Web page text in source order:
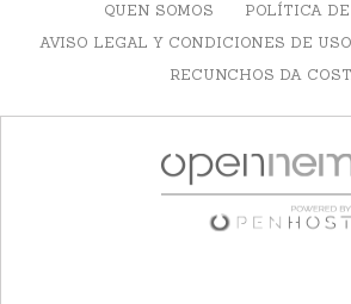
QUEN SOMOS
POLÍTICA
AVISO LEGAL Y CONDICIONES DE USO
RECUNCHOS DA